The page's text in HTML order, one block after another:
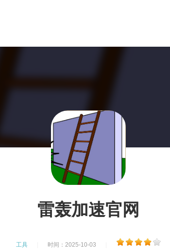
雷轰加速官网
工具 时间：2025-10-03